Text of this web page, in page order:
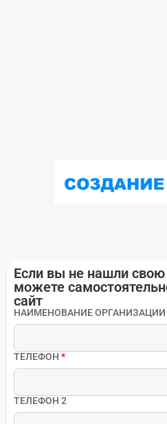
Если вы не нашли
можете
сайт
НАИМЕНОВАНИЕ ОРГАНИЗАЦИИ
ТЕЛЕФОН *
ТЕЛЕФОН 2